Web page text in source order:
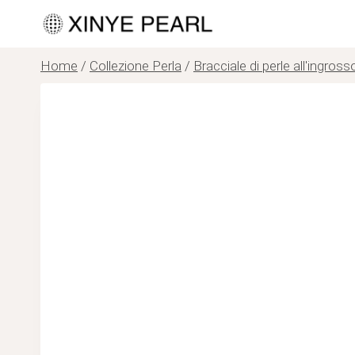
contenuto
Home / Collezione Perla / Bracciale di perle